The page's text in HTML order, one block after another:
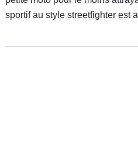
sportif au style streetfighter est
moteur de moyenne cylindrée.